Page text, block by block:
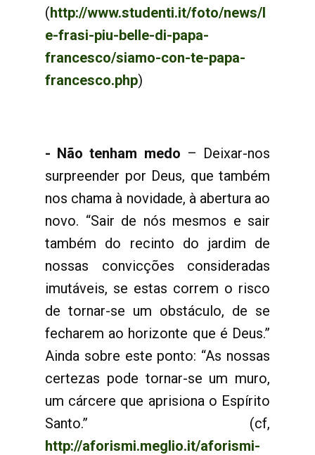
(http://www.studenti.it/foto/news/l
e-frasi-piu-belle-di-papa-
francesco/siamo-con-te-papa-
francesco.php)
- Não tenham medo – Deixar-nos
surpreender por Deus, que também
nos chama à novidade, à abertura ao
novo. “Sair de nós mesmos e sair
também do recinto do jardim de
nossas convicções consideradas
imutáveis, se estas correm o risco
de tornar-se um obstáculo, de se
fecharem ao horizonte que é Deus.”
Ainda sobre este ponto: “As nossas
certezas pode tornar-se um muro,
um cárcere que aprisiona o Espírito
Santo.” (cf,
http://aforismi.meglio.it/aforismi-